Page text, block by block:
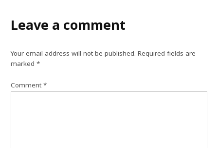
Leave a comment
Your email address will not be published. Required fields are
marked*
Comment*